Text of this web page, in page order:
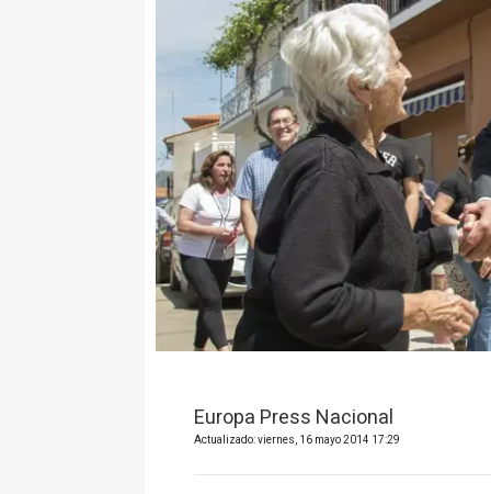
Europa Press Nacional
Actualizado: viernes, 16 mayo 2014 17:29